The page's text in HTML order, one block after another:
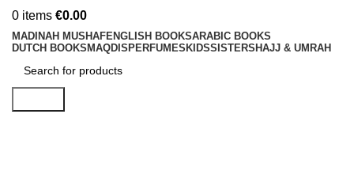
0 items €0.00
MADINAH MUSHAFENGLISH BOOKSARABIC BOOKS
DUTCH BOOKS MAQDIS PERFUMES KIDSSISTERS HAJJ & UMRAH